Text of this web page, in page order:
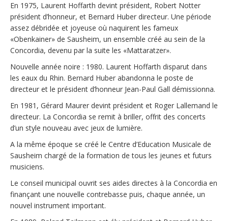
En 1975, Laurent Hoffarth devint président, Robert Notter
président d’honneur, et Bernard Huber directeur. Une période
assez débridée et joyeuse où naquirent les fameux
«Obenkainer» de Sausheim, un ensemble créé au sein de la
Concordia, devenu par la suite les «Mattaratzer».
Nouvelle année noire : 1980. Laurent Hoffarth disparut dans
les eaux du Rhin. Bernard Huber abandonna le poste de
directeur et le président d’honneur Jean-Paul Gall démissionna.
En 1981, Gérard Maurer devint président et Roger Lallemand le
directeur. La Concordia se remit à briller, offrit des concerts
d’un style nouveau avec jeux de lumière.
A la même époque se créé le Centre d’Education Musicale de
Sausheim chargé de la formation de tous les jeunes et futurs
musiciens.
Le conseil municipal ouvrit ses aides directes à la Concordia en
finançant une nouvelle contrebasse puis, chaque année, un
nouvel instrument important.